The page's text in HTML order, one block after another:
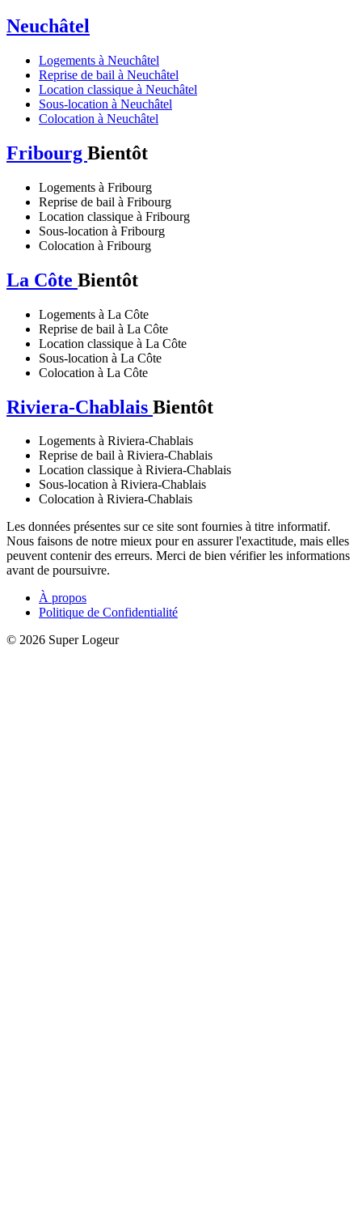
Neuchâtel
Logements à Neuchâtel
Reprise de bail à Neuchâtel
Location classique à Neuchâtel
Sous-location à Neuchâtel
Colocation à Neuchâtel
Fribourg Bientôt
Logements à Fribourg
Reprise de bail à Fribourg
Location classique à Fribourg
Sous-location à Fribourg
Colocation à Fribourg
La Côte Bientôt
Logements à La Côte
Reprise de bail à La Côte
Location classique à La Côte
Sous-location à La Côte
Colocation à La Côte
Riviera-Chablais Bientôt
Logements à Riviera-Chablais
Reprise de bail à Riviera-Chablais
Location classique à Riviera-Chablais
Sous-location à Riviera-Chablais
Colocation à Riviera-Chablais
Les données présentes sur ce site sont fournies à titre informatif.
Nous faisons de notre mieux pour en assurer l'exactitude, mais elles
peuvent contenir des erreurs. Merci de bien vérifier les informations
avant de poursuivre.
À propos
Politique de Confidentialité
© 2026 Super Logeur